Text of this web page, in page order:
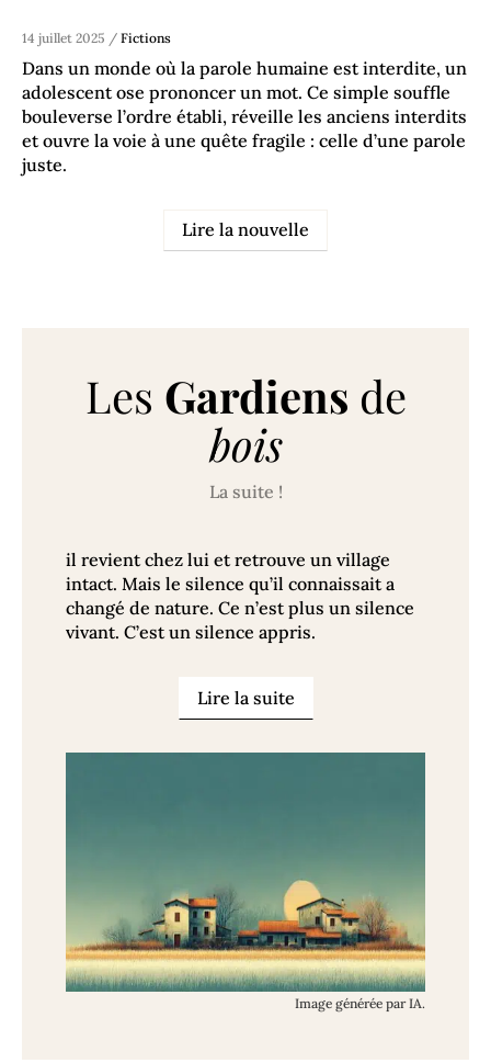
14 juillet 2025 / Fictions
Dans un monde où la parole humaine est interdite, un
adolescent ose prononcer un mot. Ce simple souffle
bouleverse l’ordre établi, réveille les anciens interdits
et ouvre la voie à une quête fragile : celle d’une parole
juste.
Lire la nouvelle
Les Gardiens de
bois
La suite !
il revient chez lui et retrouve un village
intact. Mais le silence qu’il connaissait a
changé de nature. Ce n’est plus un silence
vivant. C’est un silence appris.
Lire la suite
Image générée par IA.